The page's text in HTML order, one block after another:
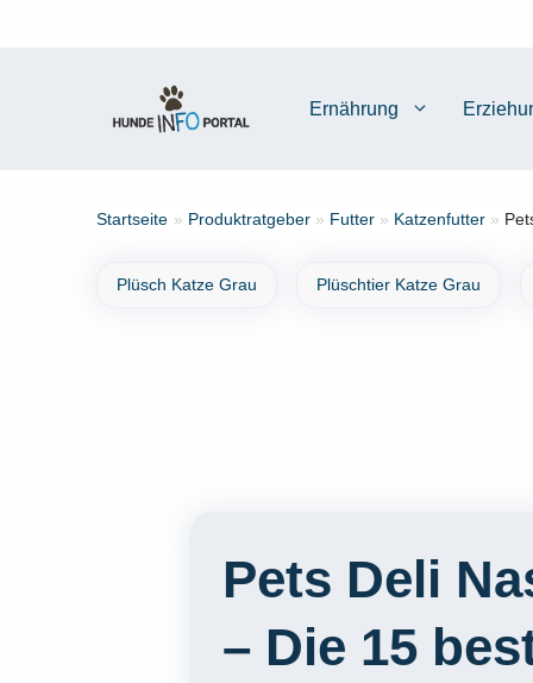
Ernährung
Startseite » Produktratgeber » Futter » Katzenfutter »
Plüsch Katze Grau Plüschtier Katze Grau
Pets Deli
– Die 15